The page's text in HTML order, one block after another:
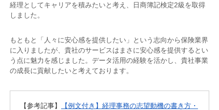
経理としてキャリアを積みたいと考え、日商簿記検定2級を取得
しました。
もともと「人々に安心感を提供したい」という志向から保険業界
に入りましたが、貴社のサービスはまさに安心感を提供するとい
う点に魅力を感じました。データ活用の経験を活かし、貴社事業
の成長に貢献したいと考えております。
【参考記事】
【例文付き】経理事務の志望動機の書き方・